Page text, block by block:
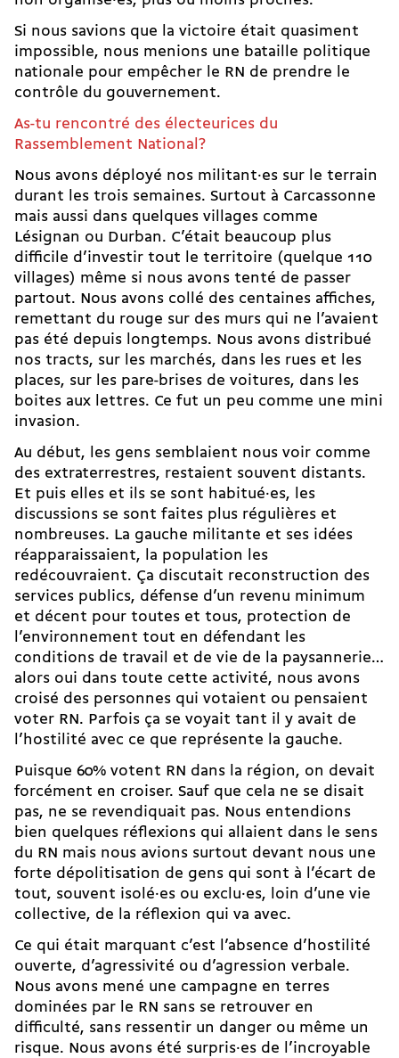
Si nous savions que la victoire était quasiment
impossible, nous menions une bataille politique
nationale pour empêcher le RN de prendre le
contrôle du gouvernement.
As-tu rencontré des électeurices du
Rassemblement National?
Nous avons déployé nos militant·es sur le terrain
durant les trois semaines. Surtout à Carcassonne
mais aussi dans quelques villages comme
Lésignan ou Durban. C’était beaucoup plus
difficile d’investir tout le territoire (quelque 110
villages) même si nous avons tenté de passer
partout. Nous avons collé des centaines affiches,
remettant du rouge sur des murs qui ne l’avaient
pas été depuis longtemps. Nous avons distribué
nos tracts, sur les marchés, dans les rues et les
places, sur les pare-brises de voitures, dans les
boites aux lettres. Ce fut un peu comme une mini
invasion.
Au début, les gens semblaient nous voir comme
des extraterrestres, restaient souvent distants.
Et puis elles et ils se sont habitué·es, les
discussions se sont faites plus régulières et
nombreuses. La gauche militante et ses idées
réapparaissaient, la population les
redécouvraient. Ça discutait reconstruction des
services publics, défense d’un revenu minimum
et décent pour toutes et tous, protection de
l’environnement tout en défendant les
conditions de travail et de vie de la paysannerie…
alors oui dans toute cette activité, nous avons
croisé des personnes qui votaient ou pensaient
voter RN. Parfois ça se voyait tant il y avait de
l’hostilité avec ce que représente la gauche.
Puisque 60% votent RN dans la région, on devait
forcément en croiser. Sauf que cela ne se disait
pas, ne se revendiquait pas. Nous entendions
bien quelques réflexions qui allaient dans le sens
du RN mais nous avions surtout devant nous une
forte dépolitisation de gens qui sont à l’écart de
tout, souvent isolé·es ou exclu·es, loin d’une vie
collective, de la réflexion qui va avec.
Ce qui était marquant c’est l’absence d’hostilité
ouverte, d’agressivité ou d’agression verbale.
Nous avons mené une campagne en terres
dominées par le RN sans se retrouver en
difficulté, sans ressentir un danger ou même un
risque. Nous avons été surpris·es de l’incroyable